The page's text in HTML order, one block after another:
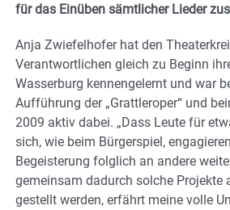
für das Einüben sämtlicher Lieder
Anja Zwiefelhofer hat den
Verantwortlichen gleich zu Beginn
Wasserburg kennengelernt und war
Aufführung der „Grattleroper“ und
2009 aktiv dabei. „Dass Leute für
sich, wie beim Bürgerspiel,
Begeisterung folglich an andere
gemeinsam dadurch solche Projekte
gestellt werden, erfährt meine volle